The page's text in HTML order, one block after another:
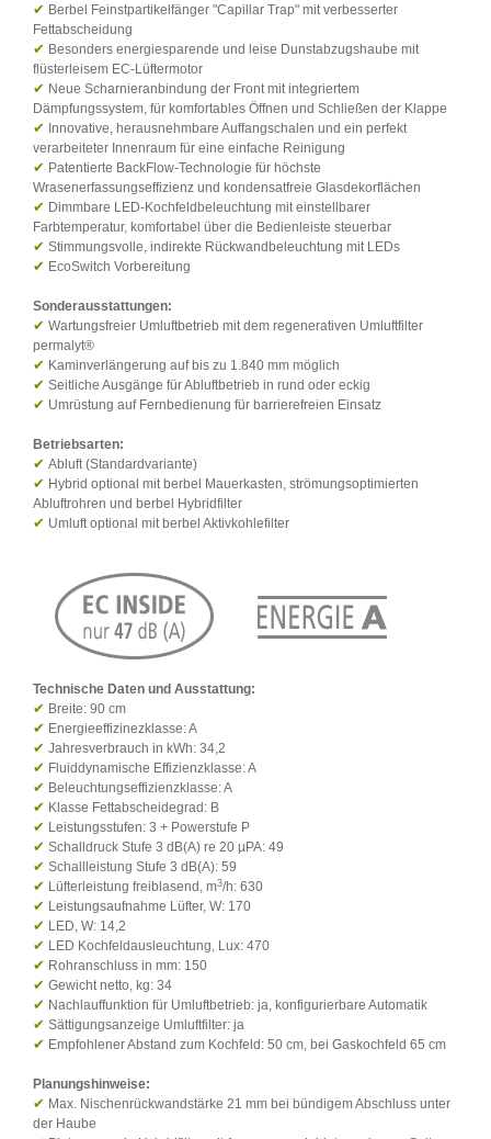
✔ Berbel Feinstpartikelfänger "Capillar Trap" mit verbesserter
Fettabscheidung
✔ Besonders energiesparende und leise Dunstabzugshaube mit
flüsterleisem EC-Lüftermotor
✔ Neue Scharnieranbindung der Front mit integriertem
Dämpfungssystem, für komfortables Öffnen und Schließen der Klappe
✔ Innovative, herausnehmbare Auffangschalen und ein perfekt
verarbeiteter Innenraum für eine einfache Reinigung
✔ Patentierte BackFlow-Technologie für höchste
Wrasenerfassungseffizienz und kondensatfreie Glasdekorflächen
✔ Dimmbare LED-Kochfeldbeleuchtung mit einstellbarer
Farbtemperatur, komfortabel über die Bedienleiste steuerbar
✔ Stimmungsvolle, indirekte Rückwandbeleuchtung mit LEDs
✔ EcoSwitch Vorbereitung
Sonderausstattungen:
✔ Wartungsfreier Umluftbetrieb mit dem regenerativen Umluftfilter
permalyt®
✔ Kaminverlängerung auf bis zu 1.840 mm möglich
✔ Seitliche Ausgänge für Abluftbetrieb in rund oder eckig
✔ Umrüstung auf Fernbedienung für barrierefreien Einsatz
Betriebsarten:
✔ Abluft (Standardvariante)
✔ Hybrid optional mit berbel Mauerkasten, strömungsoptimierten
Abluftrohren und berbel Hybridfilter
✔ Umluft optional mit berbel Aktivkohlefilter
Technische Daten und Ausstattung:
✔ Breite: 90 cm
✔ Energieeffizinezklasse: A
✔ Jahresverbrauch in kWh: 34,2
✔ Fluiddynamische Effizienzklasse: A
✔ Beleuchtungseffizienzklasse: A
✔ Klasse Fettabscheidegrad: B
✔ Leistungsstufen: 3 + Powerstufe P
✔ Schalldruck Stufe 3 dB(A) re 20 µPA: 49
✔ Schallleistung Stufe 3 dB(A): 59
✔ Lüfterleistung freiblasend, m3/h: 630
✔ Leistungsaufnahme Lüfter, W: 170
✔ LED, W: 14,2
✔ LED Kochfeldausleuchtung, Lux: 470
✔ Rohranschluss in mm: 150
✔ Gewicht netto, kg: 34
✔ Nachlauffunktion für Umluftbetrieb: ja, konfigurierbare Automatik
✔ Sättigungsanzeige Umluftfilter: ja
✔ Empfohlener Abstand zum Kochfeld: 50 cm, bei Gaskochfeld 65 cm
Planungshinweise:
✔ Max. Nischenrückwandstärke 21 mm bei bündigem Abschluss unter
der Haube